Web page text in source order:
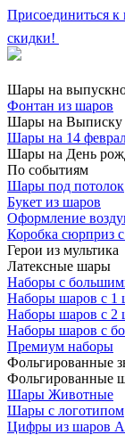
Присоединиться к
скидки!
Шары на
Фонтан из шаров
Шары на Выписку
Шары на 14
Шары на День
По событиям
Шары под потолок
Букет из шаров
Оформление
Коробка сюрприз
Герои из мультика
Латексные шары
Наборы с
Наборы шаров с 1
Наборы шаров с 2
Наборы шаров с
Премиум наборы
Фольгированные
Фольгированные
Шары Животные
Шары с логотипом
Цифры из шаров